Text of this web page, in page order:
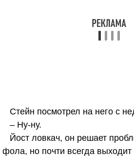
Стейн посмотрел на него с
– Ну-ну.
Йост ловкач, он решает
фола, но почти всегда